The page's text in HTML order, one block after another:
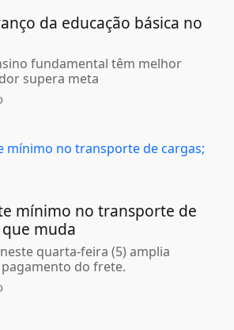
da educação básica no
fundamental têm melhor
supera meta
mínimo no transporte de
muda
quarta-feira (5) amplia
do frete.